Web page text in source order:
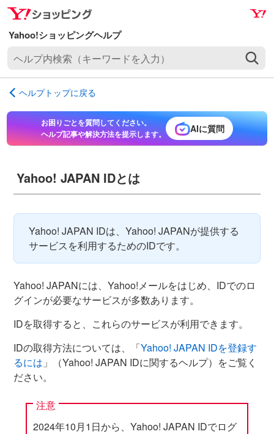
ナ
ビ
ゲ
ー
ョ
ン
へ
ス
キ
プ
メ
イ
ン
コ
テ
ン
ツ
へ
ス
ッ
プ
内
検
索
（
ド
力
ヘルプトップに戻る
お困りごとを質問してください。
ヘルプ記事や解決方法を提示します。
AIに質問
Yahoo! JAPAN IDとは
Yahoo! JAPAN IDは、Yahoo! JAPANが提供する
サービスを利用するためのIDです。
Yahoo! JAPANには、Yahoo!メールをはじめ、IDでのロ
グインが必要なサービスが多数あります。
IDを取得すると、これらのサービスが利用できます。
IDの取得方法については、「Yahoo! JAPAN IDを登録す
るには 」（Yahoo! JAPAN IDに関するヘルプ）をご覧く
ださい。
注意
2024年10月1日から、Yahoo! JAPAN IDでログ